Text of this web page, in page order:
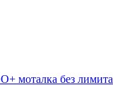
моталка без лимита